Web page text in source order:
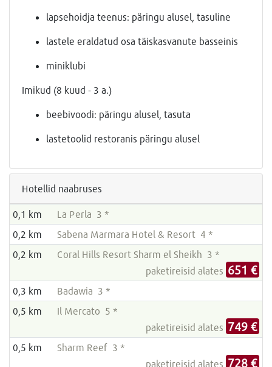
lapsehoidja teenus: päringu alusel, tasuline
lastele eraldatud osa täiskasvanute basseinis
miniklubi
Imikud (8 kuud - 3 a.)
beebivoodi: päringu alusel, tasuta
lastetoolid restoranis päringu alusel
Hotellid naabruses
0,1 km
La Perla 3 *
0,2 km
Sabena Marmara Hotel & Resort 4 *
0,2 km
Coral Hills Resort Sharm el Sheikh 3 *
paketireisid alates 651 €
0,3 km
Badawia 3 *
0,5 km
Il Mercato 5 *
paketireisid alates 749 €
0,5 km
Sharm Reef 3 *
paketireisid alates 728 €